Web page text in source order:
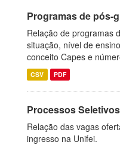
Programas de pós-
Relação de programas
situação, nível de
conceito Capes e
CSV PDF
Processos Seletivos
Relação das vagas
ingresso na Unifei.